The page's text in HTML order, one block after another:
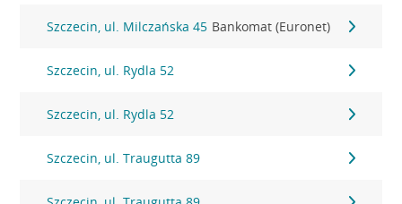
Szczecin, ul. Milczańska 45 Bankomat (Euronet)
Szczecin, ul. Rydla 52
Szczecin, ul. Rydla 52
Szczecin, ul. Traugutta 89